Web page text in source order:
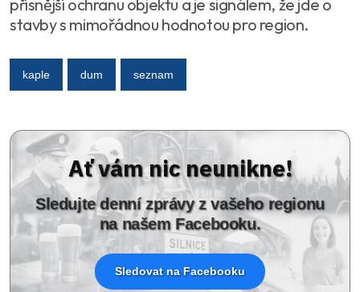
přísnější ochranu objektu a je signálem, že jde o
stavby s mimořádnou hodnotou pro region.
kaple dum seznam
Ať vám nic neunikne!
Sledujte denní zprávy z vašeho regionu
na našem Facebooku.
Sledovat na Facebooku